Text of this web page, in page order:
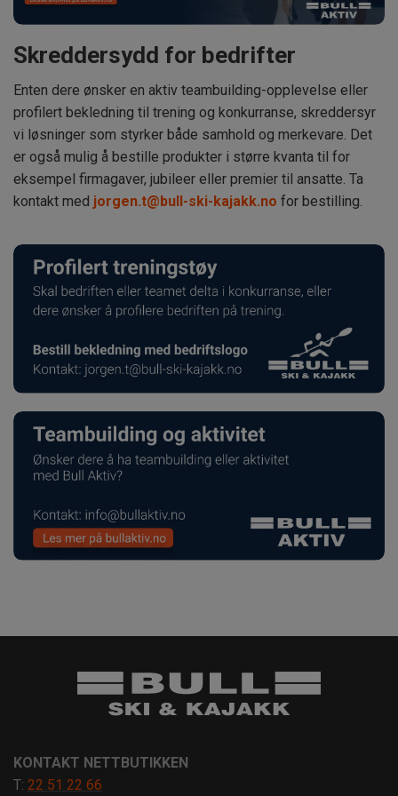
Skreddersydd for bedrifter
Enten dere ønsker en aktiv teambuilding-opplevelse eller
profilert bekledning til trening og konkurranse, skreddersyr
vi løsninger som styrker både samhold og merkevare. Det
er også mulig å bestille produkter i større kvanta til for
eksempel firmagaver, jubileer eller premier til ansatte. Ta
kontakt med jorgen.t@bull-ski-kajakk.no for bestilling.
KONTAKT NETTBUTIKKEN
T: 22 51 22 66